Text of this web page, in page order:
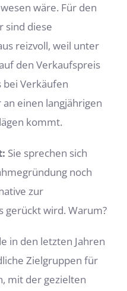
wäre. Für den
sind diese
reizvoll, weil unter
den Verkaufspreis
bei Verkäufen
einen langjährigen
kommt.
Sie sprechen sich
noch
zur
gerückt wird. Warum?
in den letzten Jahren
Zielgruppen für
mit der gezielten